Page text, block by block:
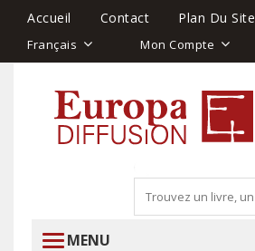
Accueil Contact Plan Du Site
Français Mon Compte
MENU